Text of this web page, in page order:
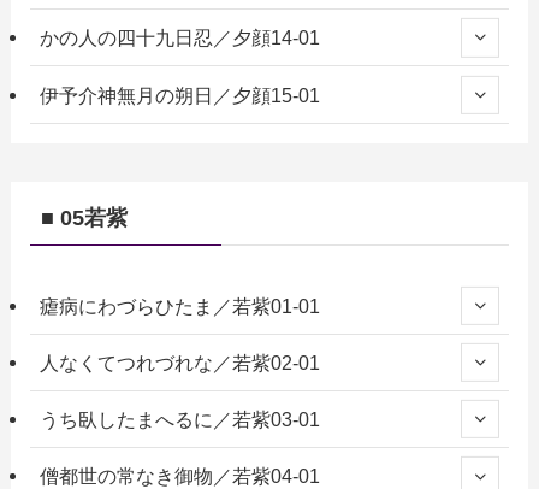
かの人の四十九日忍／夕顔14-01
伊予介神無月の朔日／夕顔15-01
■ 05若紫
瘧病にわづらひたま／若紫01-01
人なくてつれづれな／若紫02-01
うち臥したまへるに／若紫03-01
僧都世の常なき御物／若紫04-01